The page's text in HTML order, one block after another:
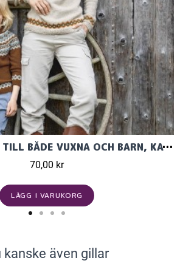
NORSKE IKONER TILL BÅDE VUXNA OCH BARN, KATALOG TEMA 59
70,00 kr
LÄGG I VARUKORG
kanske även gillar